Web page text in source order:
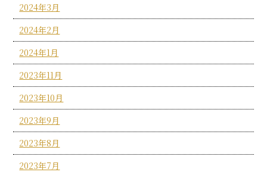
2024年3月
2024年2月
2024年1月
2023年11月
2023年10月
2023年9月
2023年8月
2023年7月